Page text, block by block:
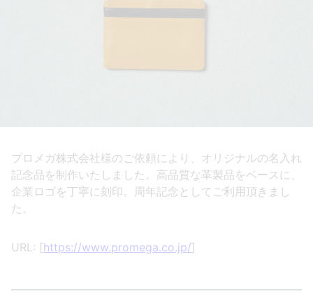
プロメガ株式会社様のご依頼により、オリジナルの名入れ
記念品を制作いたしました。高品質な革製品をベースに、
企業ロゴを丁寧に刻印。周年記念としてご利用頂きまし
た。
URL: [https://www.promega.co.jp/]